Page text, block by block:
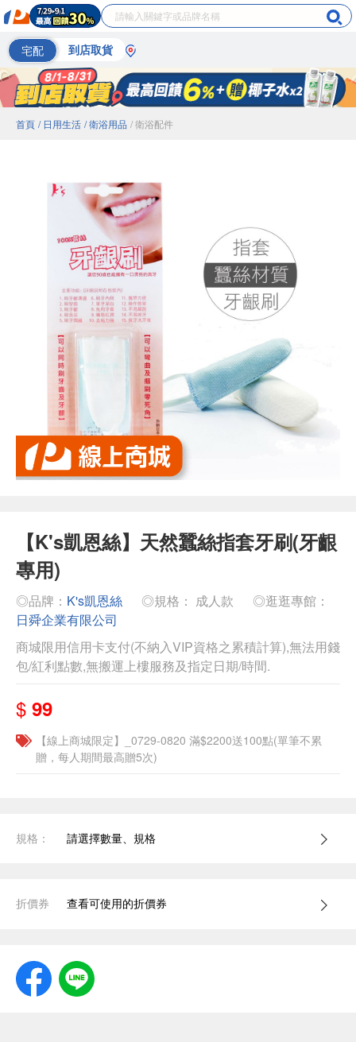
宅配 到店取貨
首頁 / 日用生活 / 衛浴用品 / 衛浴配件
【K's凱恩絲】天然蠶絲指套牙刷(牙齦
專用)
◎品牌： K's凱恩絲 ◎規格： 成人款
◎逛逛專館：
日舜企業有限公司
商城限用信用卡支付(不納入VIP資格之累積計算),無法用錢
包/紅利點數,無搬運上樓服務及指定日期/時間.
$ 99
【線上商城限定】_0729-0820 滿$2200送100點(單筆不累
贈，每人期間最高贈5次)
規格： 請選擇數量、規格
折價券 查看可使用的折價券